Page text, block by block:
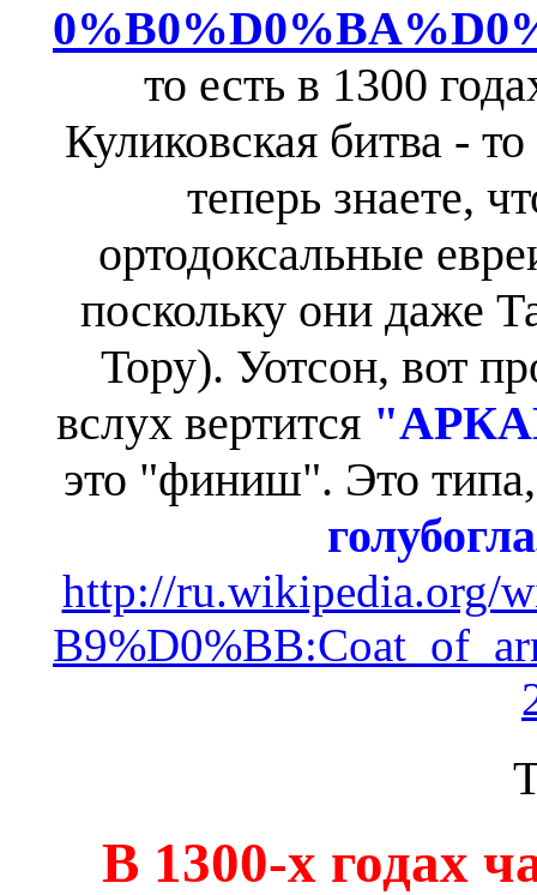
то есть в 1300
Куликовская битва -
теперь знаете,
ортодоксальные
поскольку они даже
Тору). Уотсон, вот
вслух вертится
это "финиш". Это
http://ru.wikipedia.org/
В 1300-х годах